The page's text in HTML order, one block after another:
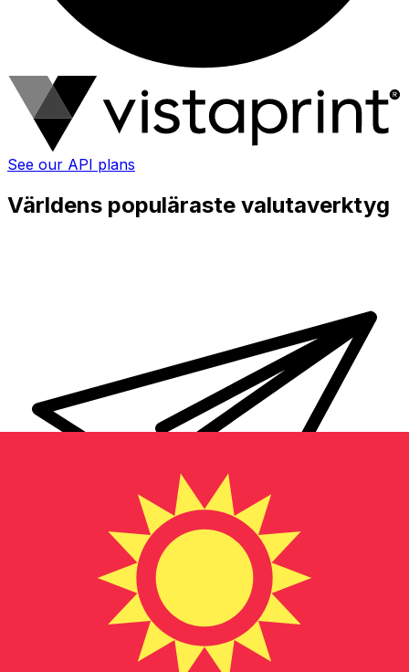
See our API plans
Världens populäraste valutaverktyg
XE Internationella valutaöverföringar